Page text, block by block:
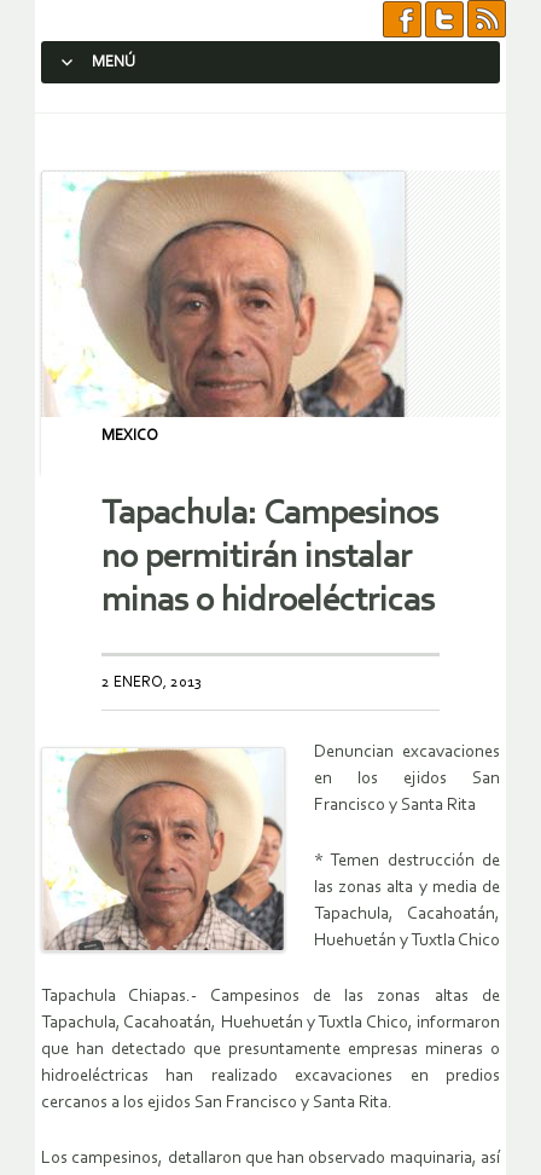
MENÚ
MEXICO
Tapachula: Campesinos
no permitirán instalar
minas o hidroeléctricas
2 ENERO, 2013
Denuncian excavaciones
en los ejidos San
Francisco y Santa Rita
* Temen destrucción de
las zonas alta y media de
Tapachula, Cacahoatán,
Huehuetán y Tuxtla Chico
Tapachula Chiapas.- Campesinos de las zonas altas de
Tapachula, Cacahoatán, Huehuetán y Tuxtla Chico, informaron
que han detectado que presuntamente empresas mineras o
hidroeléctricas han realizado excavaciones en predios
cercanos a los ejidos San Francisco y Santa Rita.
Los campesinos, detallaron que han observado maquinaria, así